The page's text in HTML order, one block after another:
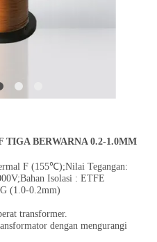
TIGA BERWARNA 0.2-1.0MM
F (155℃);Nilai Tegangan:
Isolasi : ETFE
(1.0-0.2mm)
transformer.
dengan mengurangi